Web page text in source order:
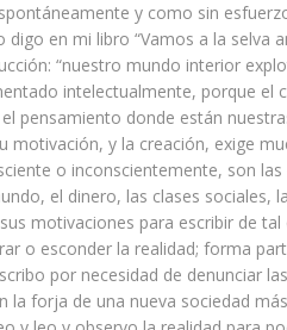
y como sin
digo en mi libro “Vamos a la selva
“nuestro mundo interior
intelectualmente, porque el
pensamiento donde están
motivación, y la creación, exige
o inconscientemente, son
el dinero, las clases sociales,
motivaciones para escribir de
o esconder la realidad; forma
por necesidad de denunciar
la forja de una nueva sociedad